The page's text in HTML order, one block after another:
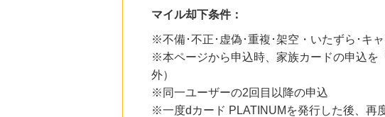
マイル却下条件：
※不備･不正･虚偽･重複･架空・いたずら･キ
※本ページから申込時、家族カードの申込を
外）
※同一ユーザーの2回目以降の申込
※一度dカード PLATINUMを発行した後、再